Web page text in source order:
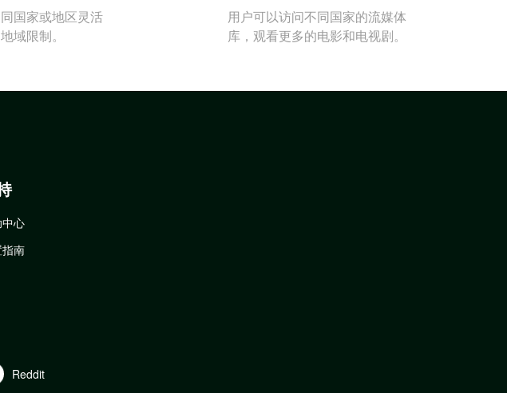
国家或地区灵活
域限制。
用户可以访问不同国家的流媒体
库，观看更多的电影和电视剧。
心
南
Reddit